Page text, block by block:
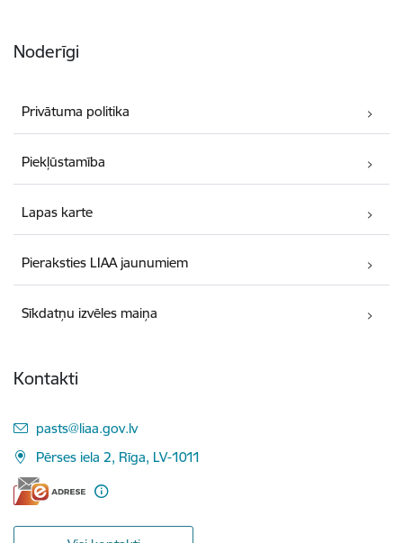
Noderīgi
Privātuma politika
Piekļūstamība
Lapas karte
Pieraksties LIAA jaunumiem
Sīkdatņu izvēles maiņa
Kontakti
E-pasts:
pasts@liaa.gov.lv
Pērses iela 2, Rīga, LV-1011